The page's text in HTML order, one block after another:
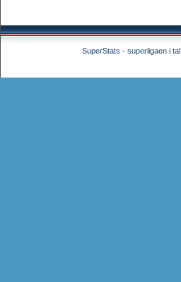
SuperStats - superligaen i tal